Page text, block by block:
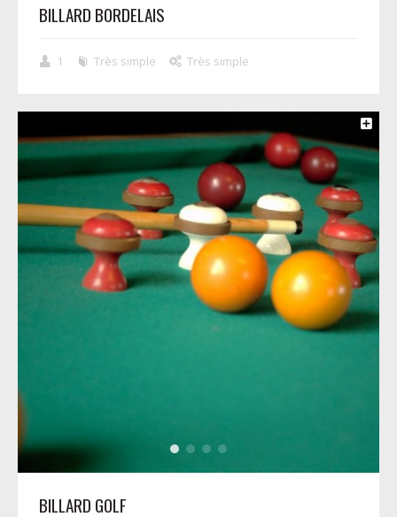
BILLARD BORDELAIS
1 Très simple Très simple
BILLARD GOLF